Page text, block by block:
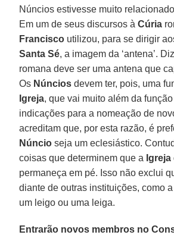
Núncios estivesse muito
Em um de seus discursos àCúria
Francisco utilizou, para se dirigir
Santa Sé, a imagem da ‘antena’.
romana deve ser uma antena que
Os Núncios devem ter, pois, uma
Igreja, que vai muito além da
indicações para a nomeação de
acreditam que, por esta razão, é
Núncio seja um eclesiástico.
coisas que determinem que a Igreja
permaneça em pé. Isso não exclui
diante de outras instituições, como a
um leigo ou uma leiga.
Entrarão novos membros no